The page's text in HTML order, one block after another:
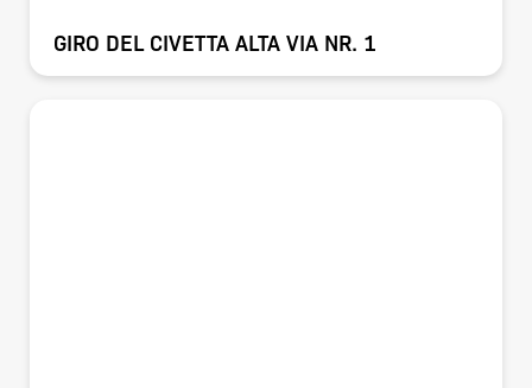
GIRO DEL CIVETTA ALTA VIA NR. 1